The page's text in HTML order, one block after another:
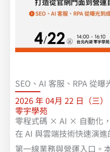
SEO、AI 客服、RPA 從
2026 年 04月 22 日（三
零宇學苑
零程式碼 × AI × 自動化
在 AI 與雲端技術快速演
第一線業務與營運入口。